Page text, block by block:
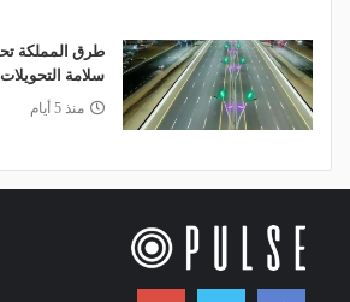
طرق المملكة
سلامة
منذ 5 أيام